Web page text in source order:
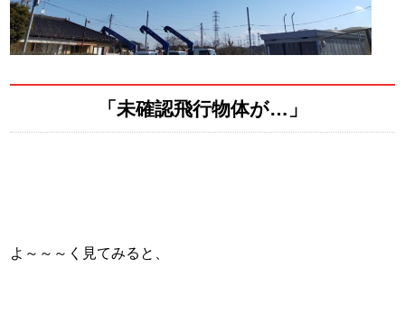
「未確認飛行物体が…」
よ～～～く見てみると、